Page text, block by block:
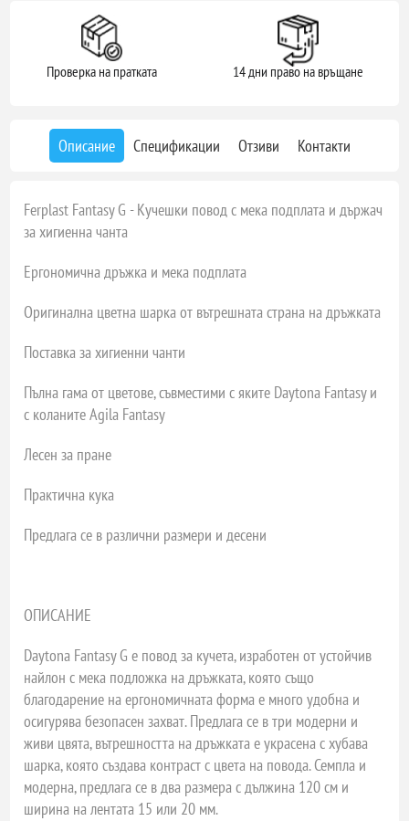
Проверка на пратката 14 дни право на връщане
Описание Спецификации Отзиви Контакти
Ferplast Fantasy G - Кучешки повод с мека подплата и държач
за хигиенна чанта
Ергономична дръжка и мека подплата
Оригинална цветна шарка от вътрешната страна на дръжката
Поставка за хигиенни чанти
Пълна гама от цветове, съвместими с яките Daytona Fantasy и
с коланите Agila Fantasy
Лесен за пране
Практична кука
Предлага се в различни размери и десени
ОПИСАНИЕ
Daytona Fantasy G е повод за кучета, изработен от устойчив
найлон с мека подложка на дръжката, която също
благодарение на ергономичната форма е много удобна и
осигурява безопасен захват. Предлага се в три модерни и
живи цвята, вътрешността на дръжката е украсена с хубава
шарка, която създава контраст с цвета на повода. Семпла и
модерна, предлага се в два размера с дължина 120 см и
ширина на лентата 15 или 20 мм.